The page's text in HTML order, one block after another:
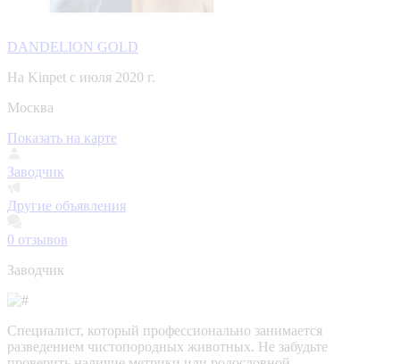
DANDELION GOLD
На Kinpet c июля 2020 г.
Москва
Показать на карте
Заводчик
Другие объявления
0 отзывов
Заводчик
Специалист, который профессионально занимается
разведением чистопородных животных. Не забудьте